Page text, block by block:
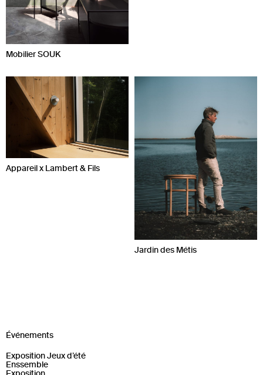
Mobilier SOUK
Appareil x Lambert & Fils
Jardin des Métis
Événements
Exposition Jeux d’été
Enssemble